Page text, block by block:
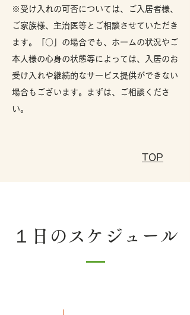
※受け入れの可否については、ご入居者様、
ご家族様、主治医等とご相談させていただき
ます。「○」の場合でも、ホームの状況やご
本人様の心身の状態等によっては、入居のお
受け入れや継続的なサービス提供ができない
場合もございます。まずは、ご相談くださ
い。
TOP
１日のスケジュール